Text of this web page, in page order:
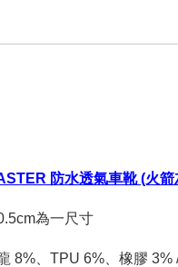
防水透氣車靴 (火箭
為一尺寸
8%、TPU 6%、橡膠 3%